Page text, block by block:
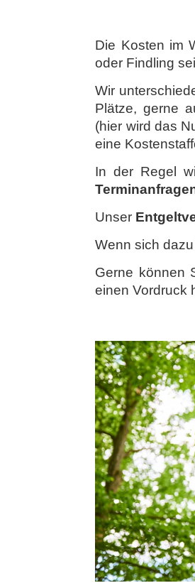
Die Kosten im
oder Findling
Wir
Plätze, gerne
(hier wird das
eine
In der Regel
Unser
Wenn sich dazu
Gerne können
einen Vordruck